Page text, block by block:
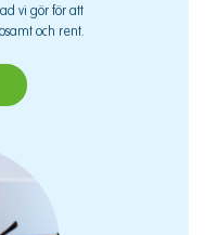
vi gör för att
och rent.